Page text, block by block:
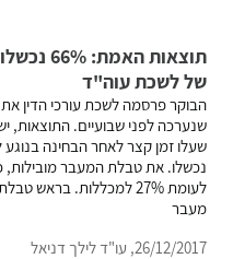
תוצאות
של לשכת עוה"ד
הבוקר פרסמה לשכת עורכי הדין
שנערכה לפני שבועיים. התוצאות,
מעבר
26/12/2017, עו"ד לילך דניאל